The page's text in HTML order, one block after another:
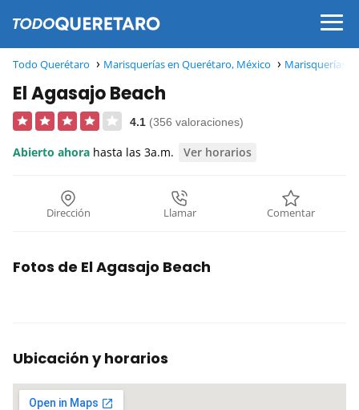
Todo Querétaro Marisquerías en Querétaro, México Marisquerías
El Agasajo Beach
4.1 (356 valoraciones)
Abierto ahora hasta las 3a.m. Ver horarios
Dirección Llamar Comentar
Fotos de El Agasajo Beach
Ubicación y horarios